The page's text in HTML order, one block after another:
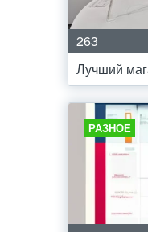
263
Лучший
РАЗНОЕ